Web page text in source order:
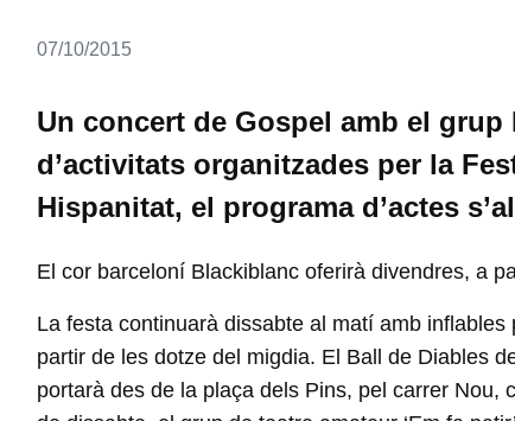
Detalls
07/10/2015
Un concert de Gospel amb el
d’activitats organitzades per la
Hispanitat, el programa d’actes
El cor barceloní Blackiblanc oferirà divendres, a
La festa continuarà dissabte al matí amb
partir de les dotze del migdia. El Ball de Diables
portarà des de la plaça dels Pins, pel carrer